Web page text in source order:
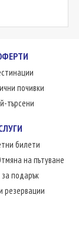
почивки
търсени
билети
на пътуване
подарък
резервации